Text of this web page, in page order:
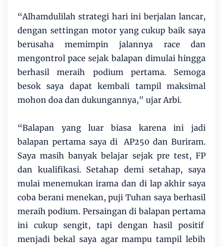
“Alhamdulilah strategi hari ini berjalan lancar,
dengan settingan motor yang cukup baik saya
berusaha memimpin jalannya race dan
mengontrol pace sejak balapan dimulai hingga
berhasil meraih podium pertama. Semoga
besok saya dapat kembali tampil maksimal
mohon doa dan dukungannya," ujar Arbi.
“Balapan yang luar biasa karena ini jadi
balapan pertama saya di AP250 dan Buriram.
Saya masih banyak belajar sejak pre test, FP
dan kualifikasi. Setahap demi setahap, saya
mulai menemukan irama dan di lap akhir saya
coba berani menekan, puji Tuhan saya berhasil
meraih podium. Persaingan di balapan pertama
ini cukup sengit, tapi dengan hasil positif
menjadi bekal saya agar mampu tampil lebih